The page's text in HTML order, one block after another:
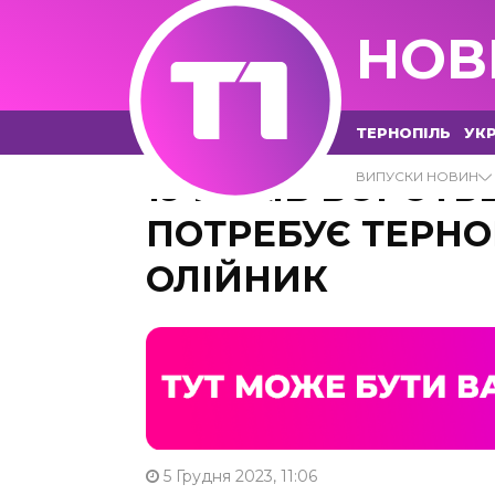
ТЕРНОПІЛЬ
ВИПУСКИ НОВИН
19 РОКІВ
ПОТРЕБУЄ
ОЛІЙНИК
5 Грудня 2023, 11:06